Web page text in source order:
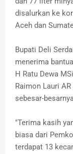
disalurkan ke
Aceh dan
Bupati Deli
menerima
H Ratu Dewa
Raimon Lauri
sebesar-
"Terima kasih
biasa dari
terdapat 13